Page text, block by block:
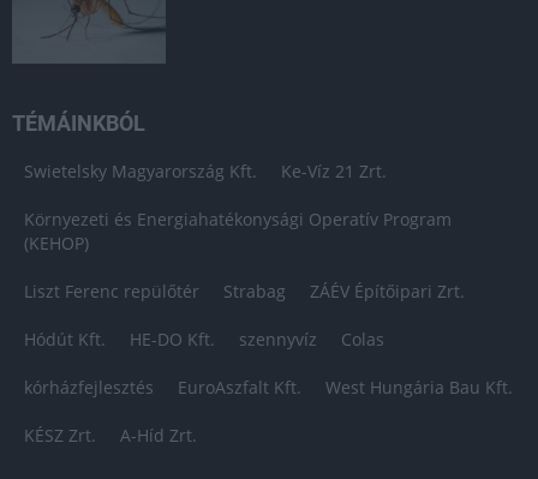
TÉMÁINKBÓL
Swietelsky Magyarország Kft. Ke-Víz 21 Zrt.
Környezeti és Energiahatékonysági Operatív Program
(KEHOP)
Liszt Ferenc repülőtér Strabag ZÁÉV Építőipari Zrt.
Hódút Kft. HE-DO Kft. szennyvíz Colas
kórházfejlesztés EuroAszfalt Kft. West Hungária Bau Kft.
KÉSZ Zrt. A-Híd Zrt.